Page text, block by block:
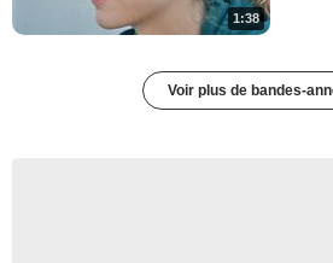
1:38
Voir plus de bandes-